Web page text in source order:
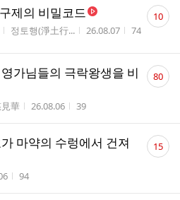
제의 비밀코드
작성자
정토행(淨土行... 작성시간
26.08.07 조회수
74
댓
글10
가님들의 극락왕생을 비
자
華 작성시간
26.08.06 조회수
39
댓
글80
마약의 수렁에서 건져
조회수
94
댓
글15